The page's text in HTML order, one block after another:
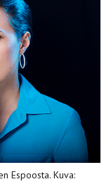
Espoosta. Kuva: